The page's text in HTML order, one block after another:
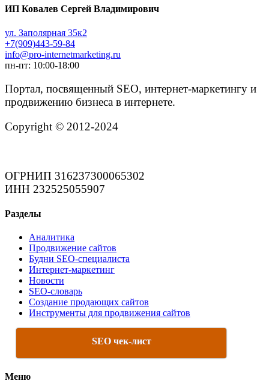
ИП Ковалев Сергей Владимирович
ул. Заполярная 35к2
+7(909)443-59-84
info@pro-internetmarketing.ru
пн-пт: 10:00-18:00
Портал, посвященный SEO, интернет-маркетингу и
продвижению бизнеса в интернете.
Copyright © 2012-2024
ОГРНИП 316237300065302
ИНН 232525055907
Разделы
Аналитика
Продвижение сайтов
Будни SEO-специалиста
Интернет-маркетинг
Новости
SEO-словарь
Создание продающих сайтов
Инструменты для продвижения сайтов
SEO чек-лист
Меню